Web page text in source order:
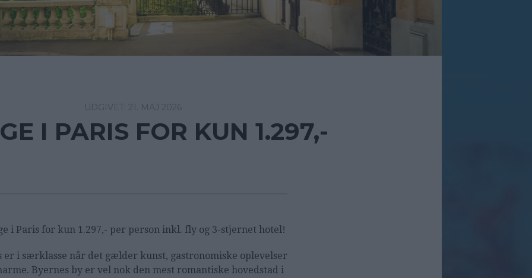
21. MAJ 2026
I PARIS FOR KUN 1.297,-
i Paris for kun 1.297,- per person inkl. fly og 3-stjernet hotel!
er i særklasse når det gælder kunst, gastronomiske oplevelser
Byernes by er vel nok den mest romantiske hovedstad i